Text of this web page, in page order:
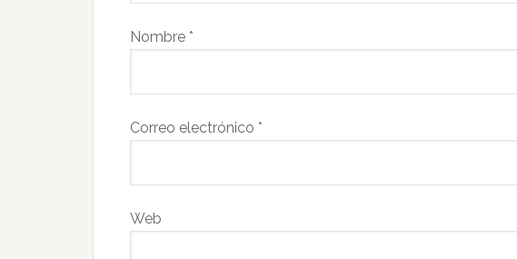
Nombre *
Correo electrónico *
Web